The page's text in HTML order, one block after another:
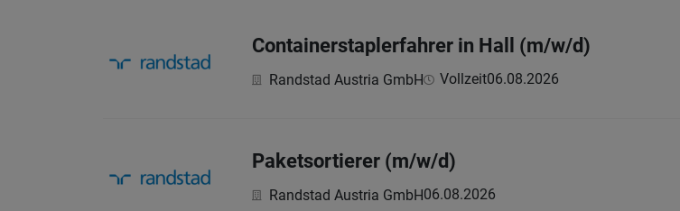
Containerstaplerfahrer in Hall (m/w/d)
Randstad Austria GmbH Vollzeit06.08.2026
Paketsortierer (m/w/d)
Randstad Austria GmbH06.08.2026